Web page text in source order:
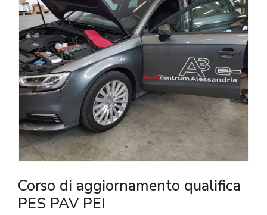
Corso di aggiornamento qualifica
PES PAV PEI